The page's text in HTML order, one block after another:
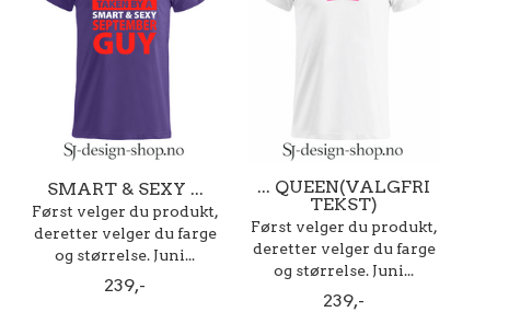
SMART & SEXY ...
Først velger du produkt,
deretter velger du farge
og størrelse. Juni...
239,-
... QUEEN(VALGFRI
TEKST)
Først velger du produkt,
deretter velger du farge
og størrelse. Juni...
239,-